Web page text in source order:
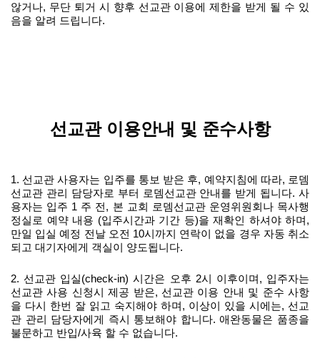
않거나, 무단 퇴거 시 향후 선교관 이용에 제한을 받게 될 수 있
음을 알려 드립니다.
선교관 이용안내 및 준수사항
1.선교관 사용자는 입주를 통보 받은 후, 예약지침에 따라, 로뎀
선교관 관리 담당자로 부터 로뎀선교관 안내를 받게 됩니다. 사
용자는 입주 1 주 전 , 본 교회 로뎀선교관 운영위원회나 목사행
정실로 예약 내용 (입주시간과 기간 등)을 재확인 하셔야 하며 ,
만일 입실 예정 전날 오전 10시까지 연락이 없을 경우 자동 취소
되고 대기자에게 객실이 양도됩니다.
2.선교관 입실(check-in)시간은 오후 2시 이후이며 , 입주자는
선교관 사용 신청시 제공 받은,선교관 이용 안내 및 준수 사항
을 다시 한번 잘 읽고 숙지해야 하며 , 이상이 있을 시에는, 선교
관 관리 담당자에게 즉시 통보해야 합니다.애완동물은 품종을
불문하고 반입/사육 할 수 없습니다.